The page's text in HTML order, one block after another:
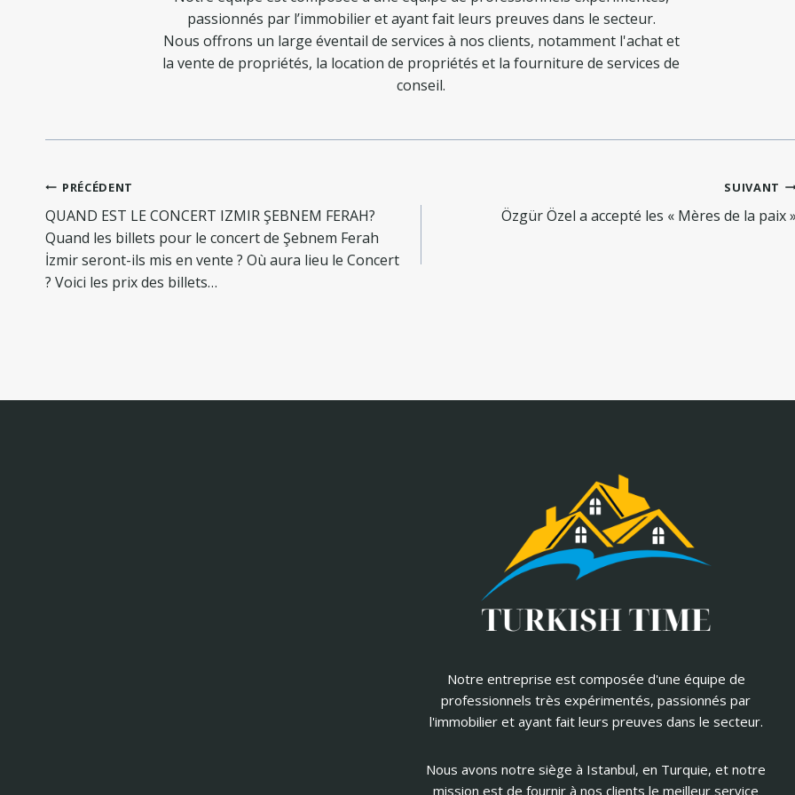
passionnés par l’immobilier et ayant fait leurs preuves dans le secteur.
Nous offrons un large éventail de services à nos clients, notamment l'achat et
la vente de propriétés, la location de propriétés et la fourniture de services de
conseil.
Navigation
de
l’article
PRÉCÉDENT
QUAND EST LE CONCERT IZMIR ŞEBNEM FERAH?
Quand les billets pour le concert de Şebnem Ferah
İzmir seront-ils mis en vente ? Où aura lieu le Concert
? Voici les prix des billets…
SUIVANT
Özgür Özel a accepté les « Mères de la paix
Notre entreprise est composée d'une équipe de
professionnels très expérimentés, passionnés par
l'immobilier et ayant fait leurs preuves dans le secteur.
Nous avons notre siège à Istanbul, en Turquie, et notre
mission est de fournir à nos clients le meilleur service